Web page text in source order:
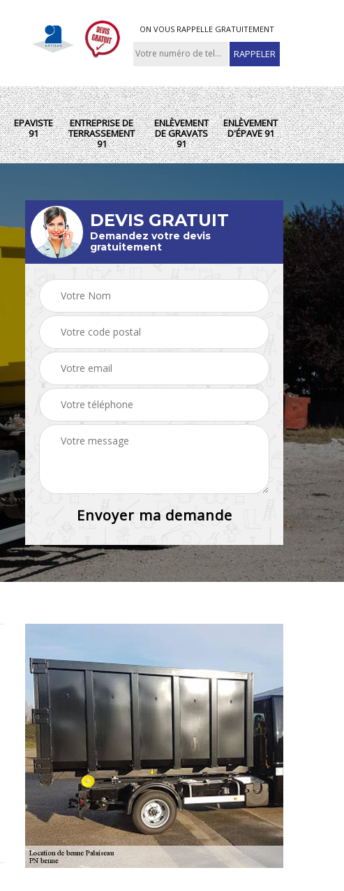
ON VOUS RAPPELLE GRATUITEMENT
EPAVISTE
91
ENTREPRISE DE
TERRASSEMENT
91
ENLÈVEMENT
DE GRAVATS
91
ENLÈVEMENT
D'ÉPAVE 91
DEVIS GRATUIT
Demandez votre devis
gratuitement